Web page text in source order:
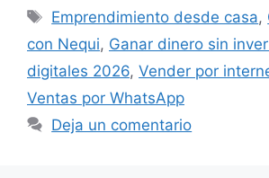
Etiquetas
Emprendimiento desde casa,
con Nequi, Ganar dinero sin
digitales 2026, Vender por
Ventas por WhatsApp
Deja un comentario